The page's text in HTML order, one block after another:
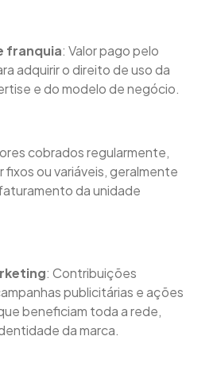
franquia: Valor pago pelo
adquirir o direito de uso da
e do modelo de negócio.
cobrados regularmente,
fixos ou variáveis, geralmente
da unidade
: Contribuições
publicitárias e ações
beneficiam toda a rede,
da marca.